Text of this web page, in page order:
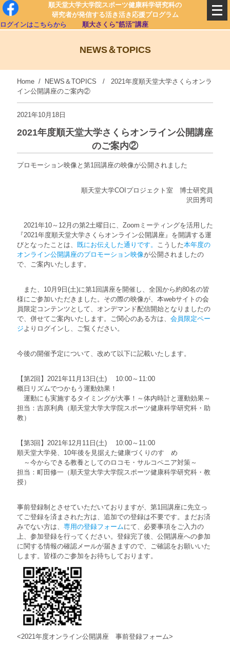
順天堂大学大学院スポーツ健康科学研究科の
研究者が発信する活き活き応援プログラム
ログインはこちらから
順大さくら"筋活"講座
NEWS＆TOPICS
Home/ NEWS＆TOPICS / 2021年度順天堂大学さくらオンラ
イン公開講座のご案内②
2021年10月18日
2021年度順天堂大学さくらオンライン公開講座
のご案内②
プロモーション映像と第1回講座の映像が公開されました
順天堂大学COIプロジェクト室 博士研究員
沢田秀司
2021年10～12月の第2土曜日に、Zoomミーティングを活用した
『2021年度順天堂大学さくらオンライン公開講座』を開講する運
びとなったことは、 既にお伝えした通りです。 こうした本年度の
オンライン公開講座のプロモーション映像が公開されましたの
で、ご案内いたします。
また、10月9日(土)に第1回講座を開催し、全国から約80名の皆
様にご参加いただきました。その際の映像が、本webサイトの会
員限定コンテンツとして、オンデマンド配信開始となりましたの
で、併せてご案内いたします。ご関心のある方は、 会員限定ペー
ジ よりログインし、ご覧ください。
今後の開催予定について、改めて以下に記載いたします。
【第2回】2021年11月13日(土) 10:00～11:00
概日リズムでつかもう運動効果！
運動にも実施するタイミングが大事！～体内時計と運動効果～
担当：吉原利典（順天堂大学大学院スポーツ健康科学研究科・助
教）
【第3回】2021年12月11日(土) 10:00～11:00
順天堂大学発、10年後を見据えた健康づくりのすゝめ
～今からできる教養としてのロコモ・サルコペニア対策～
担当：町田修一（順天堂大学大学院スポーツ健康科学研究科・教
授）
事前登録制とさせていただいておりますが、第1回講座に先立っ
てご登録を済まされた方は、追加での登録は不要です。まだお済
みでない方は、 専用の登録フォームにて、必要事項をご入力の
上、参加登録を行ってください。登録完了後、公開講座への参加
に関する情報の確認メールが届きますので、ご確認をお願いいた
します。皆様のご参加をお待ちしております。
<2021年度オンライン公開講座 事前登録フォーム>